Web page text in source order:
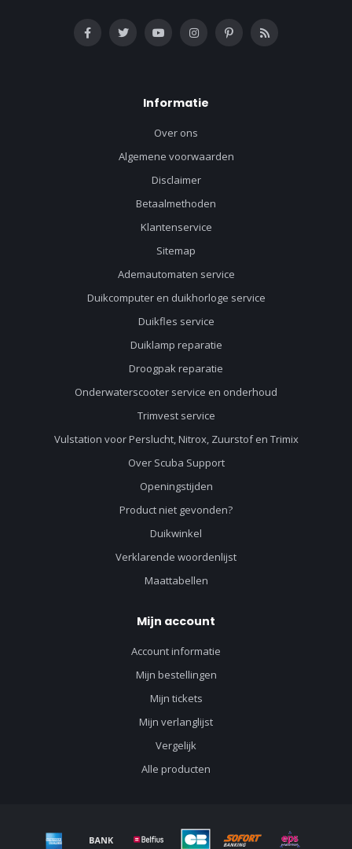
Informatie
Over ons
Algemene voorwaarden
Disclaimer
Betaalmethoden
Klantenservice
Sitemap
Ademautomaten service
Duikcomputer en duikhorloge service
Duikfles service
Duiklamp reparatie
Droogpak reparatie
Onderwaterscooter service en onderhoud
Trimvest service
Vulstation voor Perslucht, Nitrox, Zuurstof en Trimix
Over Scuba Support
Openingstijden
Product niet gevonden?
Duikwinkel
Verklarende woordenlijst
Maattabellen
Mijn account
Account informatie
Mijn bestellingen
Mijn tickets
Mijn verlanglijst
Vergelijk
Alle producten